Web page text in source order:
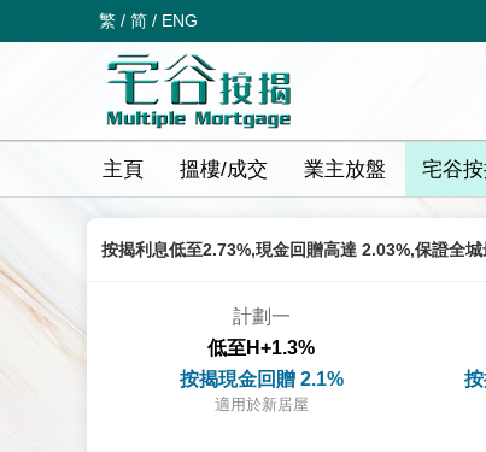
繁 / 简 / ENG
主頁 搵樓/成交 業主放盤 宅谷
按揭利息低至2.73%,現金回贈高達 2.03%,保證全城
計劃一
低至H+1.3%
按揭現金回贈 2.1%
適用於新居屋